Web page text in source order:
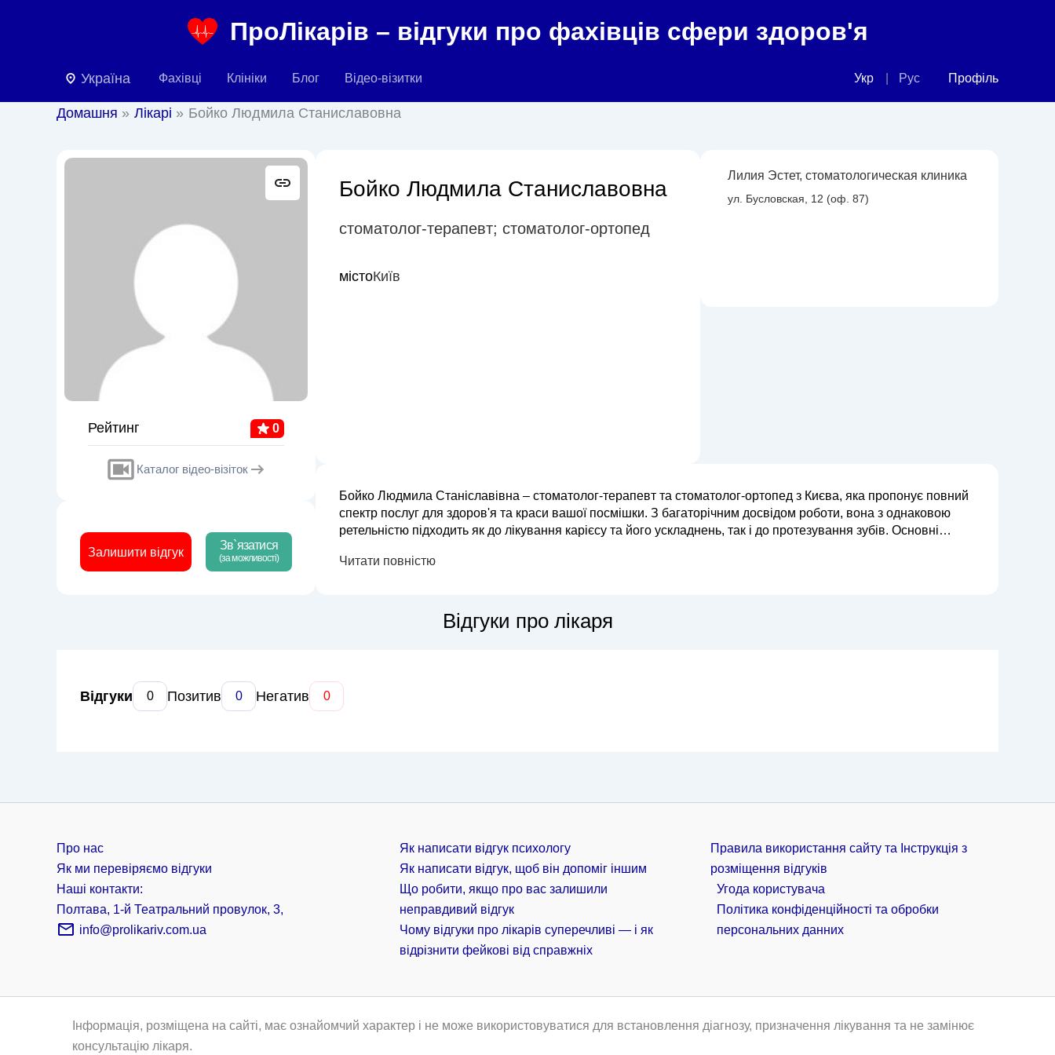
ПроЛікарів – відгуки про фахівців сфери здоров'я
Україна Фахівці Клініки Блог Відео-візитки Укр Рус Профіль
Домашня Лікарі Бойко Людмила Станиславовна
Рейтинг 0
Каталог відео-візіток
Залишити відгук
Зв`язатися
(за можливості)
Бойко Людмила Станиславовна
стоматолог-терапевт; стоматолог-ортопед
містоКиїв
Лилия Эстет, стоматологическая клиника
ул. Бусловская, 12 (оф. 87)
Бойко Людмила Станіславівна – стоматолог-терапевт та стоматолог-ортопед з Києва, яка пропонує повний
спектр послуг для здоров'я та краси вашої посмішки. З багаторічним досвідом роботи, вона з однаковою
ретельністю підходить як до лікування карієсу та його ускладнень, так і до протезування зубів. Основні
Читати повністю
Відгуки про лікаря
Відгуки 0 Позитив 0 Негатив 0
Про нас
Як ми перевіряємо відгуки
Наші контакти:
Полтава, 1-й Театральний провулок, 3,
info@prolikariv.com.ua
Як написати відгук психологу
Як написати відгук, щоб він допоміг іншим
Що робити, якщо про вас залишили
неправдивий відгук
Чому відгуки про лікарів суперечливі — і як
відрізнити фейкові від справжніх
Правила використання сайту та Інструкція з
розміщення відгуків
Угода користувача
Політика конфіденційності та обробки
персональних данних
Інформація, розміщена на сайті, має ознайомчий характер і не може використовуватися для встановлення діагнозу, призначення лікування та не замінює
консультацію лікаря.